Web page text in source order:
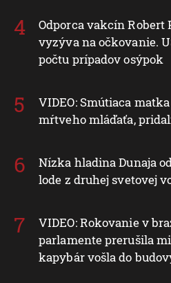
Odporca vakcín Robert
vyzýva na očkovanie.
počtu prípadov osýpok
VIDEO: Smútiaca
mŕtveho mláďaťa,
Nízka hladina Dunaja
lode z druhej svetovej
VIDEO: Rokovanie v
parlamente prerušila
kapybár vošla do